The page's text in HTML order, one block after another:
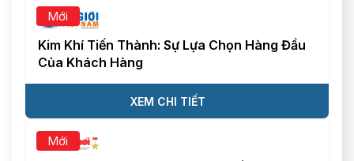
Mới
Kim Khí Tiến Thành: Sự Lựa Chọn Hàng Đầu
Của Khách Hàng
XEM CHI TIẾT
Mới